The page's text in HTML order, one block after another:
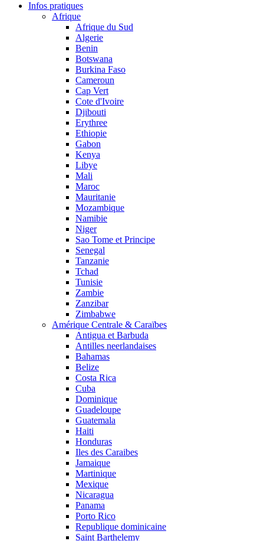
Infos pratiques
Afrique
Afrique du Sud
Algerie
Benin
Botswana
Burkina Faso
Cameroun
Cap Vert
Cote d'Ivoire
Djibouti
Erythree
Ethiopie
Gabon
Kenya
Libye
Mali
Maroc
Mauritanie
Mozambique
Namibie
Niger
Sao Tome et Principe
Senegal
Tanzanie
Tchad
Tunisie
Zambie
Zanzibar
Zimbabwe
Amérique Centrale & Caraïbes
Antigua et Barbuda
Antilles neerlandaises
Bahamas
Belize
Costa Rica
Cuba
Dominique
Guadeloupe
Guatemala
Haiti
Honduras
Iles des Caraibes
Jamaique
Martinique
Mexique
Nicaragua
Panama
Porto Rico
Republique dominicaine
Saint Barthelemy